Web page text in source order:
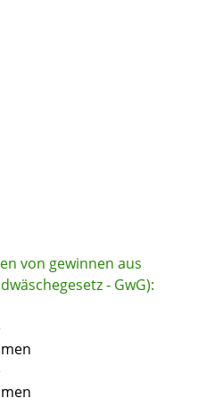
von gewinnen aus
- GwG):